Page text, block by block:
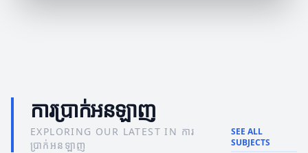
ការប្រាក់អនឡាញ
EXPLORING OUR LATEST IN ការ
ប្រាក់អនឡាញ
SEE ALL
SUBJECTS